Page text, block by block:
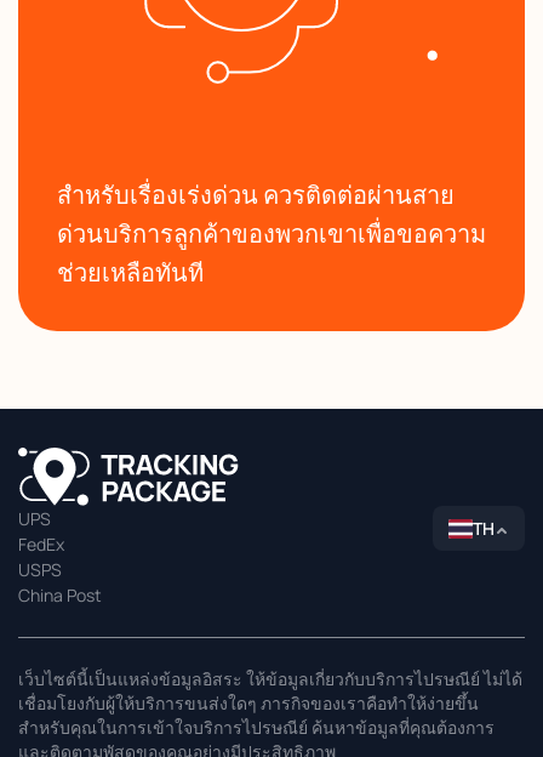
สำหรับเรื่องเร่งด่วน ควรติดต่อผ่านสาย
ด่วนบริการลูกค้าของพวกเขาเพื่อขอความ
ช่วยเหลือทันที
UPS
FedEx
USPS
China Post
TH
เว็บไซต์นี้เป็นแหล่งข้อมูลอิสระ ให้ข้อมูลเกี่ยวกับบริการไปรษณีย์ ไม่ได้
เชื่อมโยงกับผู้ให้บริการขนส่งใดๆ ภารกิจของเราคือทำให้ง่ายขึ้น
สำหรับคุณในการเข้าใจบริการไปรษณีย์ ค้นหาข้อมูลที่คุณต้องการ
และติดตามพัสดุของคุณอย่างมีประสิทธิภาพ